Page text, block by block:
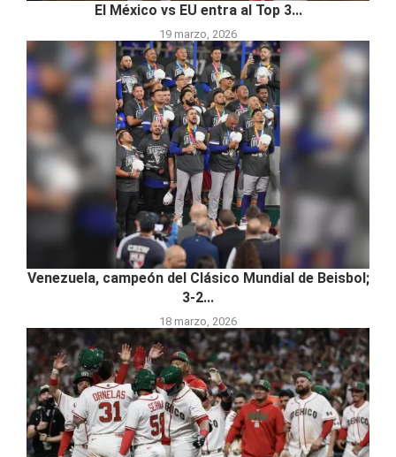
El México vs EU entra al Top 3...
19 marzo, 2026
Venezuela, campeón del Clásico Mundial de Beisbol;
3-2...
18 marzo, 2026